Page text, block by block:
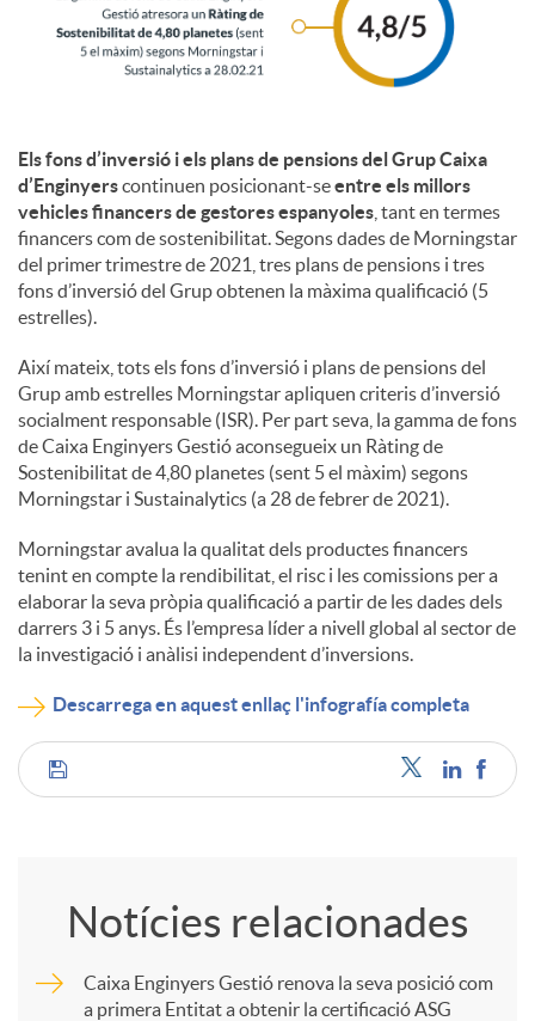
Els fons d’inversió i els plans de pensions del Grup Caixa
d’Enginyerscontinuen posicionant-seentre els millors
vehicles financers de gestores espanyoles , tant en termes
financers com de sostenibilitat. Segons dades de Morningstar
del primer trimestre de 2021, tres plans de pensions i tres
fons d’inversió del Grup obtenen la màxima qualificació (5
estrelles).
Així mateix, tots els fons d’inversió i plans de pensions del
Grup amb estrelles Morningstar apliquen criteris d’inversió
socialment responsable (ISR). Per part seva, la gamma de fons
de Caixa Enginyers Gestió aconsegueix un Ràting de
Sostenibilitat de 4,80 planetes (sent 5 el màxim) segons
Morningstar i Sustainalytics (a 28 de febrer de 2021).
Morningstar avalua la qualitat dels productes financers
tenint en compte la rendibilitat, el risc i les comissions per a
elaborar la seva pròpia qualificació a partir de les dades dels
darrers 3 i 5 anys. És l’empresa líder a nivell global al sector de
la investigació i anàlisi independent d’inversions.
Descarrega en aquest enllaç l'infografía completa
C
Notícies relacionades
Caixa Enginyers Gestió renova la seva posició com
a primera Entitat a obtenir la certificació ASG